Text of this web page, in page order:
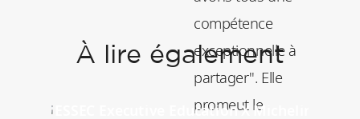
compétence
exceptionnelle à
partager". Elle
promeut le
À lire également